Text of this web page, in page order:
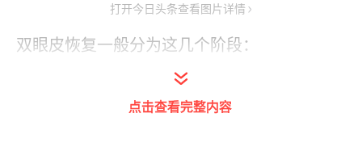
打开今日头条查看图片详情
双眼皮恢复一般分为这几个阶段：
第一阶段：肿胀期点击查看完整内容